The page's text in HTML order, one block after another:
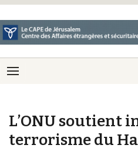
L’ONU soutient
terrorisme du